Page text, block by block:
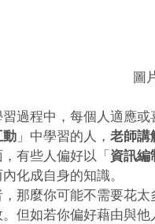
圖
過程中，每個人適應
動 」中學習的人， 老師講
有些人偏好以「資訊編
化成自身的知識。
那麼你可能不需要花
但如若你偏好藉由與